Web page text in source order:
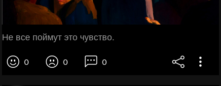
Не все поймут это чувство.
0 0 0